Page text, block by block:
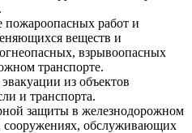
пожароопасных работ и
веществ и
взрывоопасных
транспорте.
из объектов
и транспорта.
защиты в железнодорожном
сооружениях, обслуживающих